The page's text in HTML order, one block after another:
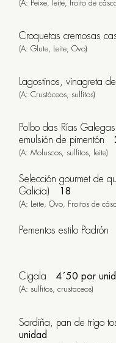
15:30h
Ceas:
20:30h
a
Reservar
Galego
English
(A: Peixe, leite, froito de
Croquetas cremosas
(A: Glute, Leite, Ovo)
Lagostinos, vinagreta
(A: Crustáceos, sulfitos)
Polbo das Rías
emulsión de pimentón
(A: Moluscos, sulfitos, leite)
Selección gourmet de
Galicia)
18
(A: Leite, Ovo, Froitos de
Pementos estilo Padrón
Cigala 4´50 por
(A: sulfitos, crustaceos)
Sardiña, pan de trigo
unidad